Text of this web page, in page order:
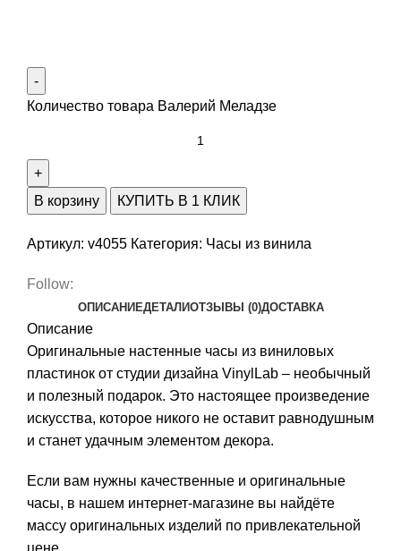
Количество товара Валерий Меладзе
В корзину КУПИТЬ В 1 КЛИК
Артикул: v4055 Категория: Часы из винила
Follow:
ОПИСАНИЕДЕТАЛИОТЗЫВЫ (0)ДОСТАВКА
Описание
Оригинальные настенные часы из виниловых
пластинок от студии дизайна VinylLab – необычный
и полезный подарок. Это настоящее произведение
искусства, которое никого не оставит равнодушным
и станет удачным элементом декора.
Если вам нужны качественные и оригинальные
часы, в нашем интернет-магазине вы найдёте
массу оригинальных изделий по привлекательной
цене.